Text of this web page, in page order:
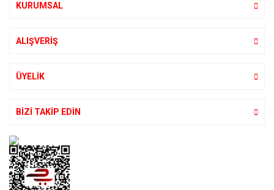
KURUMSAL
ALIŞVERİŞ
ÜYELİK
BİZİ TAKİP EDİN